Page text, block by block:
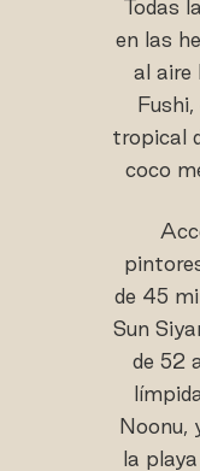
Todas
en las
al aire
tropical
coco
de 45
Sun
de 52
Noonu,
la